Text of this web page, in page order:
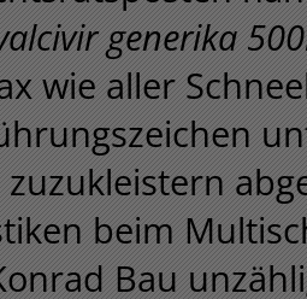
generika
wie aller
beim
Bau